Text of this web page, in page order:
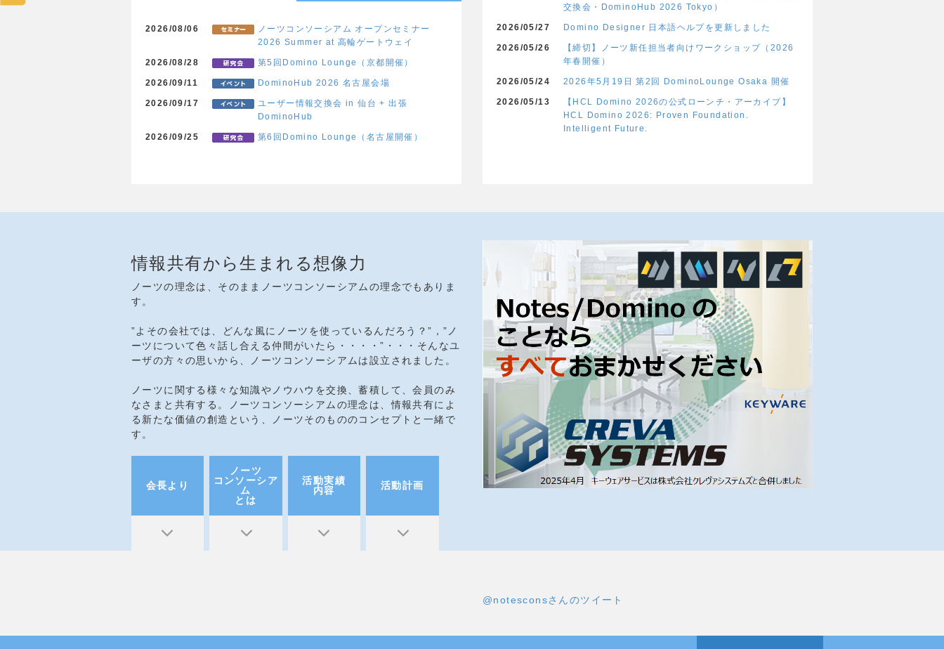
2026/08/06
ノーツコンソーシアム オープンセミナー
2026 Summer at 高輪ゲートウェイ
2026/08/28 第5回Domino Lounge（京都開催）
2026/09/11 DominoHub 2026 名古屋会場
2026/09/17
ユーザー情報交換会 in 仙台 + 出張
DominoHub
2026/09/25 第6回Domino Lounge（名古屋開催）
交換会・DominoHub 2026 Tokyo）
2026/05/27 Domino Designer 日本語ヘルプを更新しました
2026/05/26
【締切】ノーツ新任担当者向けワークショップ（2026
年春開催）
2026/05/24 2026年5月19日 第2回 DominoLounge Osaka 開催
2026/05/13
【HCL Domino 2026の公式ローンチ・アーカイブ】
HCL Domino 2026: Proven Foundation.
Intelligent Future.
情報共有から生まれる想像力
ノーツの理念は、そのままノーツコンソーシアムの理念でもありま
す。
”よその会社では、どんな風にノーツを使っているんだろう？”，”ノ
ーツについて色々話し合える仲間がいたら・・・・”・・・そんなユ
ーザの方々の思いから、ノーツコンソーシアムは設立されました。
ノーツに関する様々な知識やノウハウを交換、蓄積して、会員のみ
なさまと共有する。ノーツコンソーシアムの理念は、情報共有によ
る新たな価値の創造という、ノーツそのもののコンセプトと一緒で
す。
会長より
ノーツ
コンソーシア
ム
とは
活動実績
内容
活動計画
@notesconsさんのツイート